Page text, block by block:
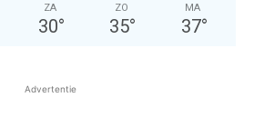
ZA
30°
ZO
35°
MA
37°
Advertentie